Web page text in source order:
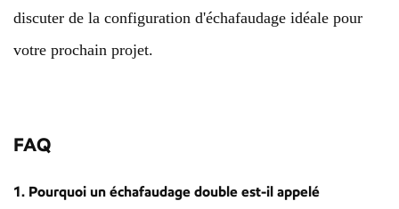
discuter de la configuration d'échafaudage idéale pour
votre prochain projet.
FAQ
1. Pourquoi un échafaudage double est-il appelé